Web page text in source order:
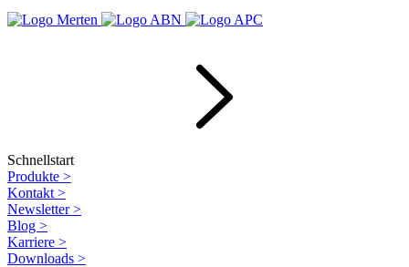
Schnellstart
Produkte >
Kontakt >
Newsletter>
Blog >
Karriere >
Downloads >